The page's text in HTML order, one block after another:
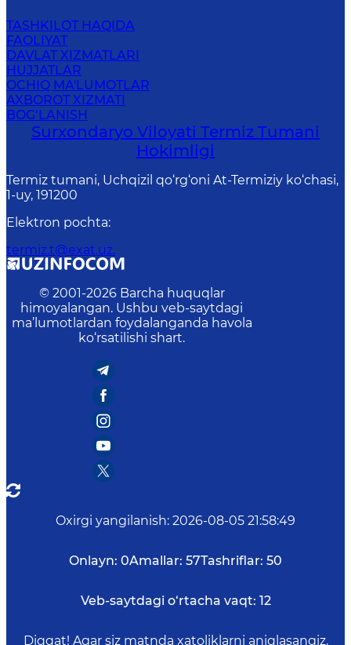
TASHKILOT HAQIDA
FAOLIYAT
DAVLAT XIZMATLARI
HUJJATLAR
OCHIQ MA'LUMOTLAR
AXBOROT XIZMATI
BOG‘LANISH
Surxondaryo Viloyati Termiz Tumani
Hokimligi
Termiz tumani, Uchqizil qo‘rg‘oni At-Termiziy ko‘chasi,
1-uy, 191200
Elektron pochta:
termiz.t@exat.uz.
© 2001-2026 Barcha huquqlar
himoyalangan. Ushbu veb-saytdagi
ma’lumotlardan foydalanganda havola
ko‘rsatilishi shart.
Oxirgi yangilanish: 2026-08-05 21:58:49
Onlayn: 0Amallar: 57Tashriflar: 50
Veb-saytdagi o‘rtacha vaqt: 12
Diqqat! Agar siz matnda xatoliklarni aniqlasangiz,